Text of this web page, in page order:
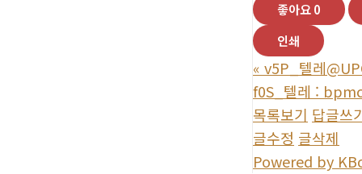
좋아요0
인쇄
« v5P_텔레
f0S_텔레 :
목록보기 답글쓰
글수정 글삭제
Powered by